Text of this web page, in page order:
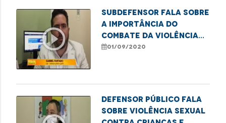
play_circle_outline
Subdefensor fala sobre
a importância do
combate da violência
sexual contra a
01/09/2020
Defensor público fala
sobre violência sexual